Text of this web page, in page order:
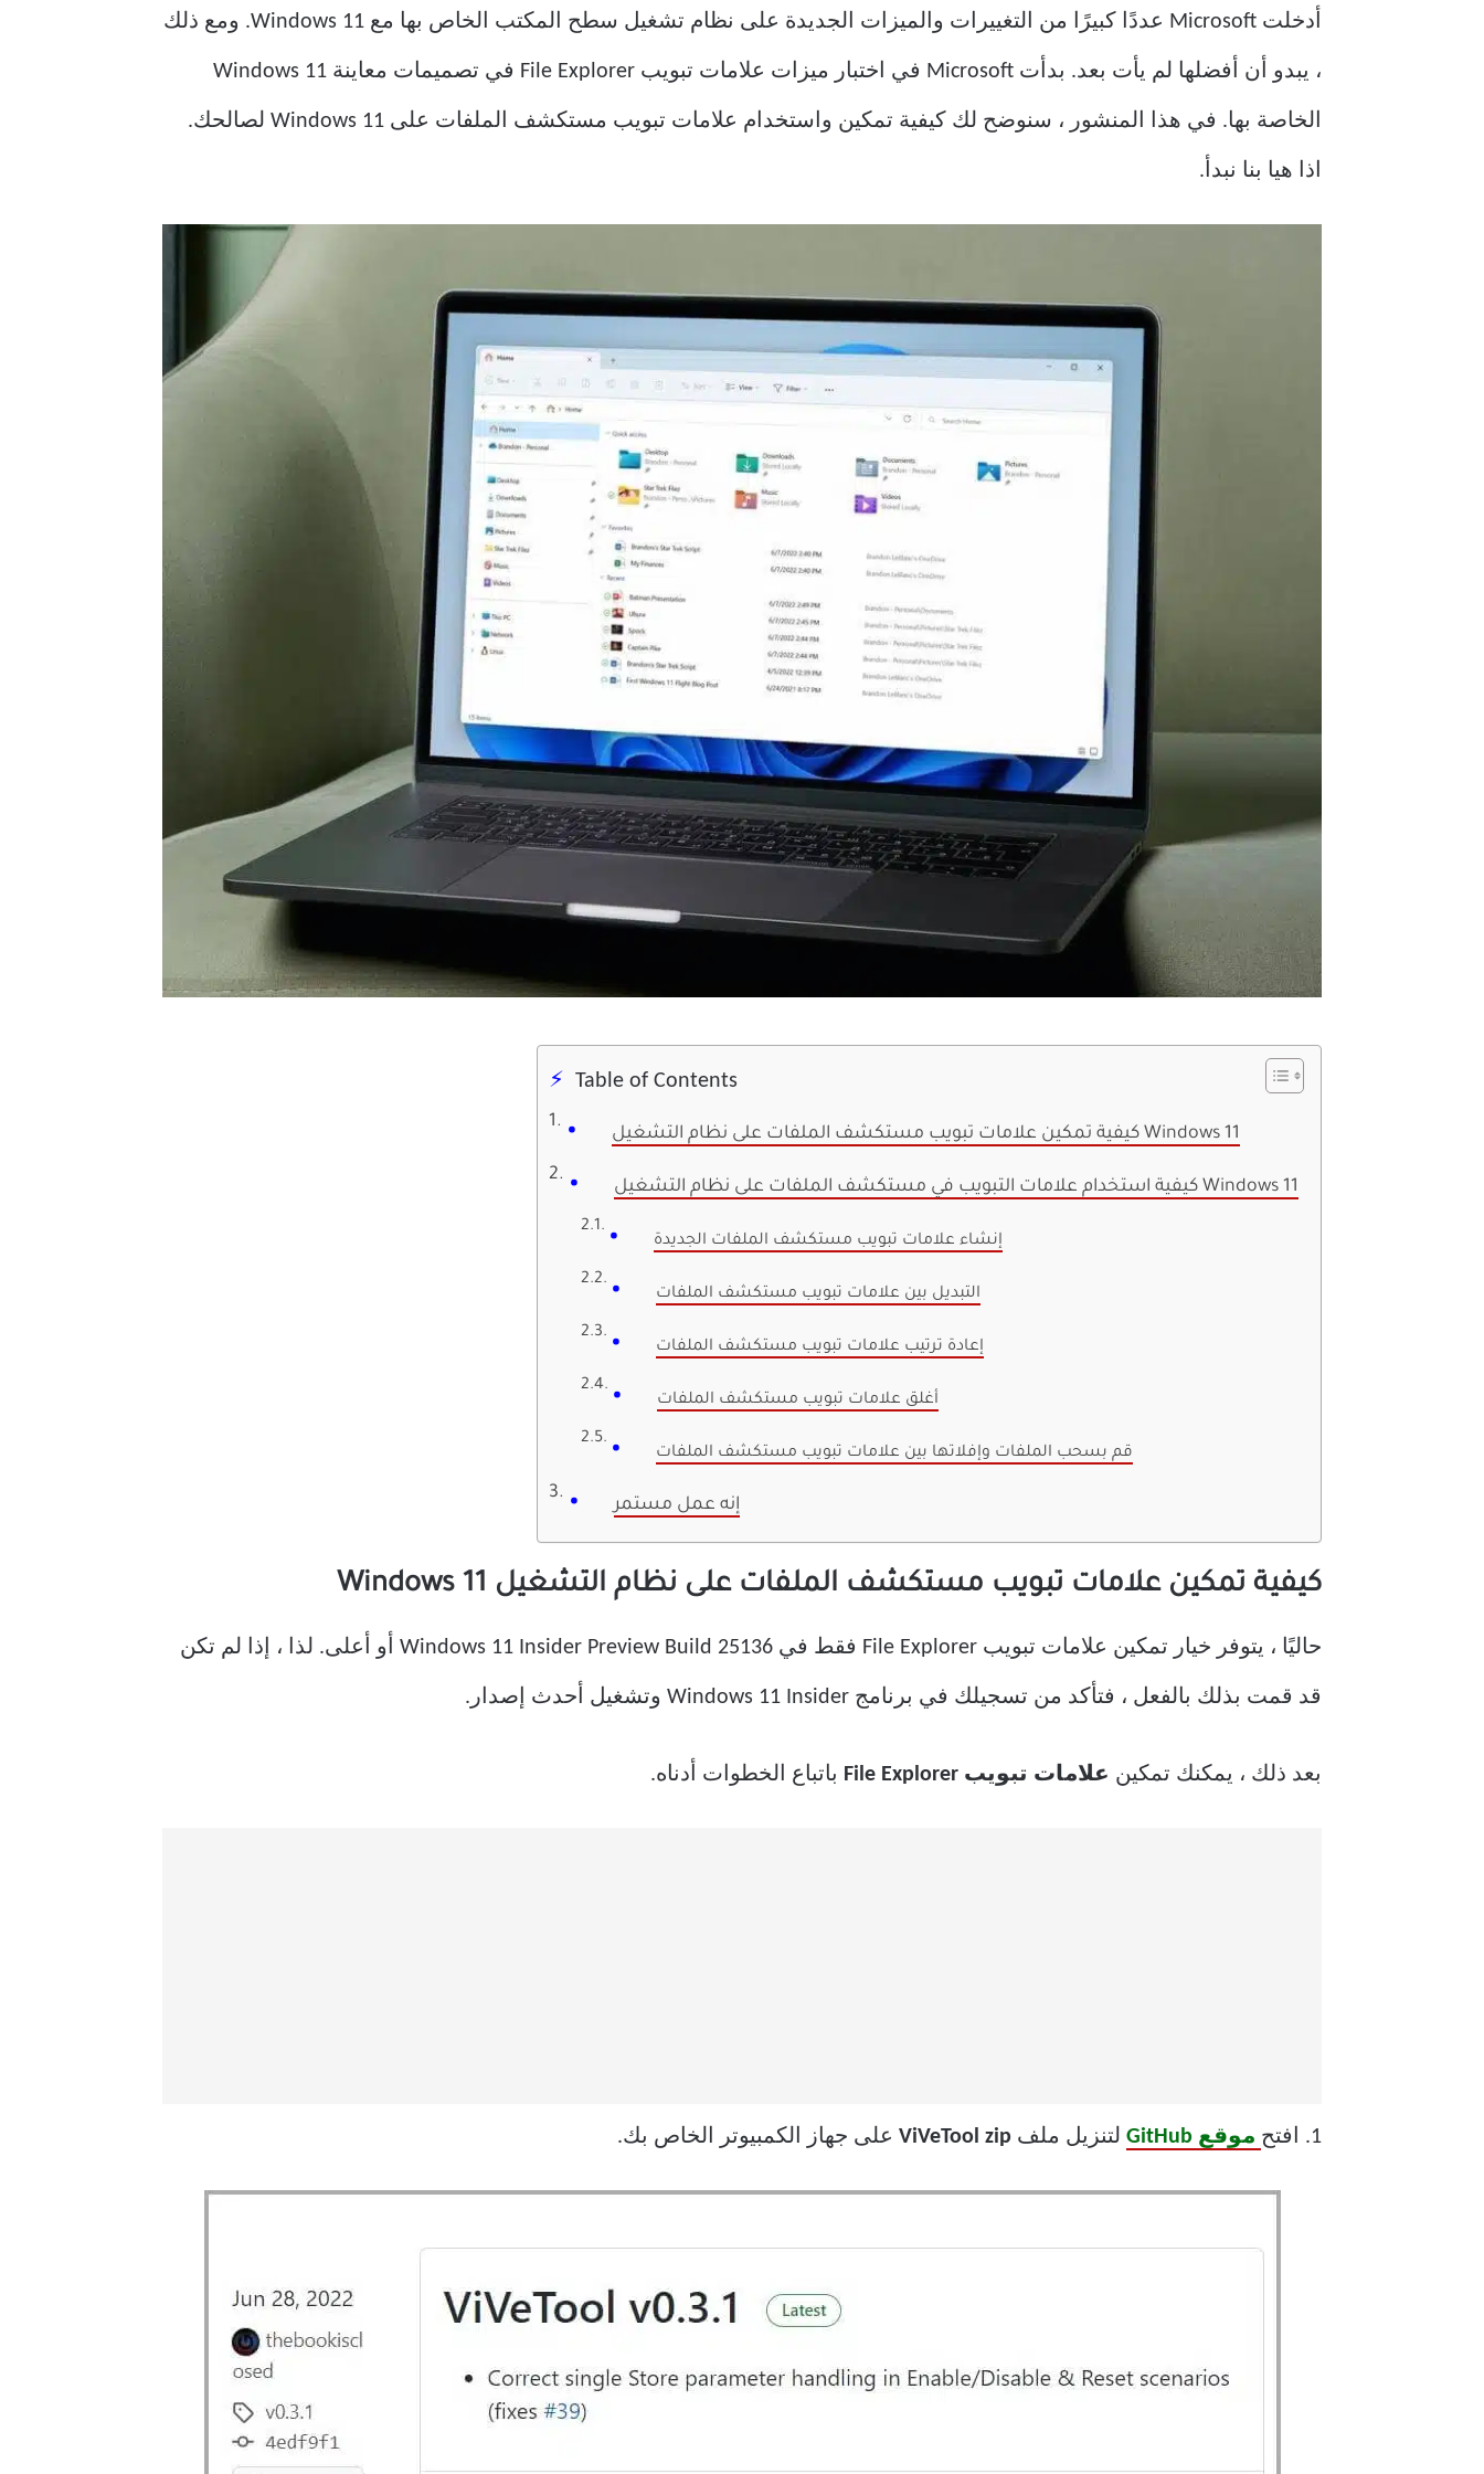
أدخلت Microsoft عددًا كبيرًا من التغييرات والميزات الجديدة على نظام تشغيل سطح المكتب الخاص بها مع Windows 11. ومع ذلك
، يبدو أن أفضلها لم يأت بعد. بدأت Microsoft في اختبار ميزات علامات تبويب File Explorer في تصميمات معاينة Windows 11
الخاصة بها. في هذا المنشور ، سنوضح لك كيفية تمكين واستخدام علامات تبويب مستكشف الملفات على Windows 11 لصالحك.
اذا هيا بنا نبدأ.
Table of Contents
كيفية تمكين علامات تبويب مستكشف الملفات على نظام التشغيل Windows 11
كيفية استخدام علامات التبويب في مستكشف الملفات على نظام التشغيل Windows 11
إنشاء علامات تبويب مستكشف الملفات الجديدة
التبديل بين علامات تبويب مستكشف الملفات
إعادة ترتيب علامات تبويب مستكشف الملفات
أغلق علامات تبويب مستكشف الملفات
قم بسحب الملفات وإفلاتها بين علامات تبويب مستكشف الملفات
إنه عمل مستمر
كيفية تمكين علامات تبويب مستكشف الملفات على نظام التشغيل Windows 11
حاليًا ، يتوفر خيار تمكين علامات تبويب File Explorer فقط في Windows 11 Insider Preview Build 25136 أو أعلى. لذا ، إذا لم تكن
قد قمت بذلك بالفعل ، فتأكد من تسجيلك في برنامج Windows 11 Insider وتشغيل أحدث إصدار.
بعد ذلك ، يمكنك تمكين علامات تبويب File Explorer باتباع الخطوات أدناه.
1. افتح موقع GitHub لتنزيل ملف على جهاز الكمبيوتر الخاص بك.